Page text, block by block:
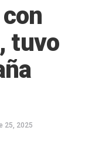
tuvo
25, 2025